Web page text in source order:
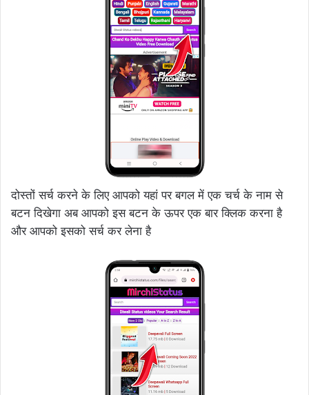
दोस्तों सर्च करने के लिए आपको यहां पर बगल में एक चर्च के नाम से
बटन दिखेगा अब आपको इस बटन के ऊपर एक बार क्लिक करना है
और आपको इसको सर्च कर लेना है